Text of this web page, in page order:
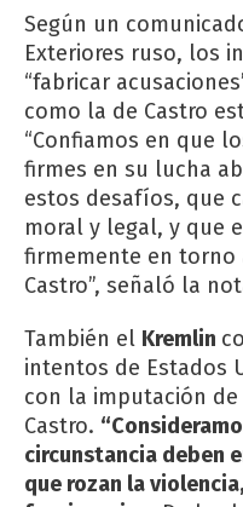
Según un
Exteriores ruso, los
“fabricar
como la de Castro
“Confiamos en que
firmes en su lucha
estos desafíos, que
moral y legal, y que
firmemente en
Castro”, señaló la
También el Kremlin
intentos de Estados
con la imputación de
Castro.
circunstancia deben
que rozan la